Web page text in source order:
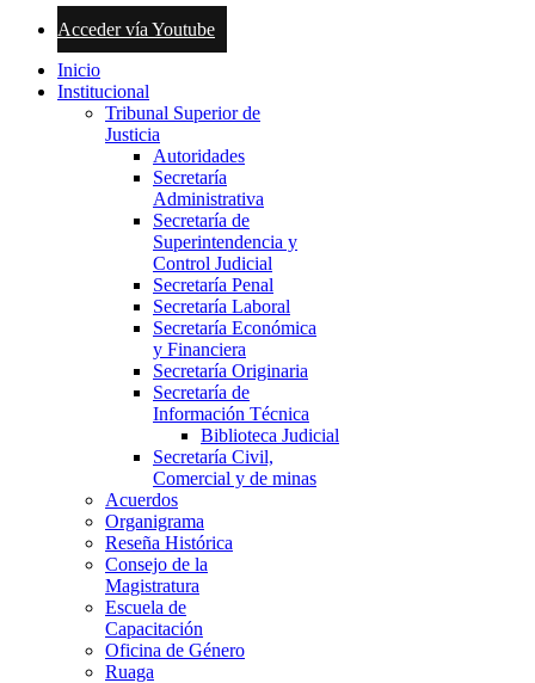
Acceder vía Youtube
Inicio
Institucional
Tribunal Superior de
Justicia
Autoridades
Secretaría
Administrativa
Secretaría de
Superintendencia y
Control Judicial
Secretaría Penal
Secretaría Laboral
Secretaría Económica
y Financiera
Secretaría Originaria
Secretaría de
Información Técnica
Biblioteca Judicial
Secretaría Civil,
Comercial y de minas
Acuerdos
Organigrama
Reseña Histórica
Consejo de la
Magistratura
Escuela de
Capacitación
Oficina de Género
Ruaga